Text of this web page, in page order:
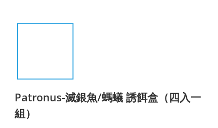
Patronus-滅銀魚/螞蟻 誘餌盒（四入一
組）